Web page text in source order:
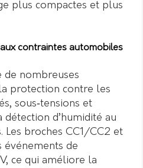
plus compactes et plus
contraintes automobiles
de nombreuses
protection contre les
sous‑tensions et
détection d’humidité au
Les broches CC1/CC2 et
de
ce qui améliore la